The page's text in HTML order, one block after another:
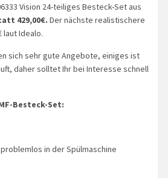
Vision 24-teiliges Besteck-Set aus
429,00€. Der nächste realistischere
laut Idealo.
sich sehr gute Angebote, einiges ist
daher solltet Ihr bei Interesse schnell
Besteck-Set:
in der Spülmaschine